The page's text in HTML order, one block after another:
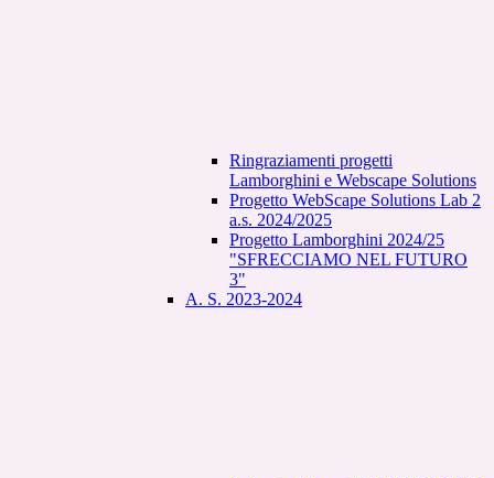
Ringraziamenti progetti
Lamborghini e Webscape Solutions
Progetto WebScape Solutions Lab 2
a.s. 2024/2025
Progetto Lamborghini 2024/25
"SFRECCIAMO NEL FUTURO
3"
A. S. 2023-2024